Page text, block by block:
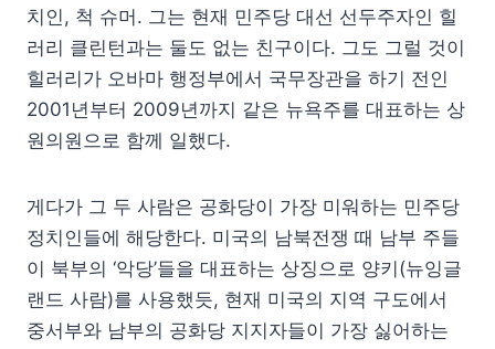
치인, 척 슈머. 그는 현재 민주당 대선 선두주자인 힐
러리 클린턴과는 둘도 없는 친구이다. 그도 그럴 것이
힐러리가 오바마 행정부에서 국무장관을 하기 전인
2001년부터 2009년까지 같은 뉴욕주를 대표하는 상
원의원으로 함께 일했다.
게다가 그 두 사람은 공화당이 가장 미워하는 민주당
정치인들에 해당한다. 미국의 남북전쟁 때 남부 주들
이 북부의 ‘악당’들을 대표하는 상징으로 양키(뉴잉글
랜드 사람)를 사용했듯, 현재 미국의 지역 구도에서
중서부와 남부의 공화당 지지자들이 가장 싫어하는